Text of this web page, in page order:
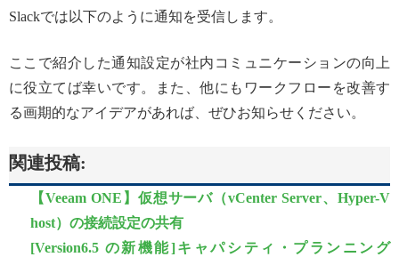
Slackでは以下のように通知を受信します。
ここで紹介した通知設定が社内コミュニケーションの向上
に役立てば幸いです。また、他にもワークフローを改善す
る画期的なアイデアがあれば、ぜひお知らせください。
関連投稿:
【Veeam ONE】仮想サーバ（vCenter Server、Hyper-V
host）の接続設定の共有
[Version6.5 の新機能]キャパシティ・プランニング